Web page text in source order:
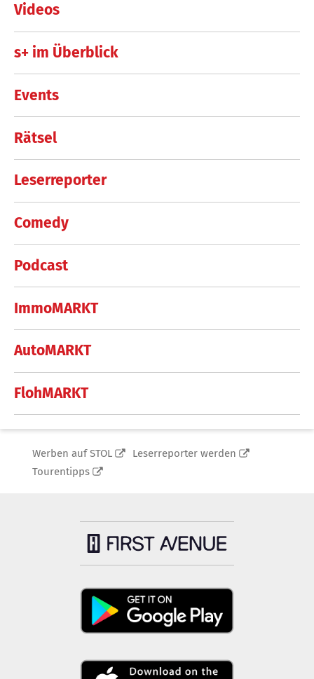
Videos
s+ im Überblick
Events
Rätsel
Leserreporter
Comedy
Podcast
ImmoMARKT
AutoMARKT
FlohMARKT
Werben auf STOL
Leserreporter werden
Tourentipps